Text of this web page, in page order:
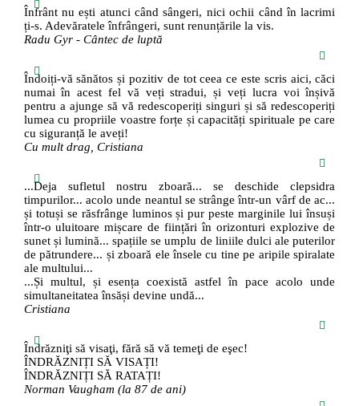
Înfrânt nu ești atunci când sângeri, nici ochii când în lacrimi
ți-s. Adevăratele înfrângeri, sunt renunțările la vis.
Radu Gyr - Cântec de luptă
Îndoiți-vă sănătos și pozitiv de tot ceea ce este scris aici, căci
numai în acest fel vă veți stradui, și veți lucra voi înșivă
pentru a ajunge să vă redescoperiți singuri și să redescoperiți
lumea cu propriile voastre forțe și capacități spirituale pe care
cu siguranță le aveți!
Cu mult drag, Cristiana
...Deja sufletul nostru zboară... se deschide clepsidra
timpurilor... acolo unde neantul se strânge într-un vârf de ac...
și totuși se răsfrânge luminos și pur peste marginile lui însuși
într-o uluitoare mișcare de ființări în orizonturi explozive de
sunet și lumină... spațiile se umplu de liniile dulci ale puterilor
de pătrundere... și zboară ele însele cu tine pe aripile spiralate
ale multului...
...Și multul, și esența coexistă astfel în pace acolo unde
simultaneitatea însăși devine undă...
Cristiana
Îndrăzniţi să visaţi, fără să vă temeţi de eşec!
ÎNDRĂZNIȚI SĂ VISAȚI!
ÎNDRĂZNIȚI SĂ RATAȚI!
Norman Vaugham (la 87 de ani)